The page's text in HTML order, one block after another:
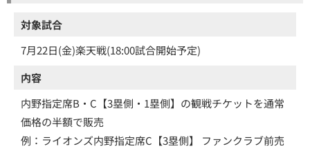
対象試合
7月22日(金)楽天戦(18:00試合開始予定)
内容
内野指定席B・C【3塁側・1塁側】の観戦チケットを通常
価格の半額で販売
例：ライオンズ内野指定席C【3塁側】 ファンクラブ前売